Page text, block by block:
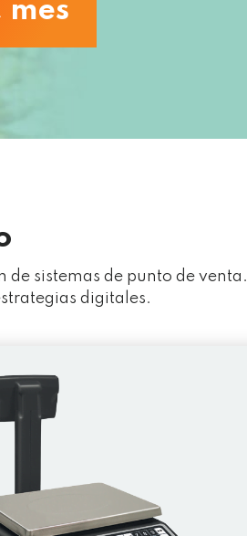
de sistemas de punto de venta.
digitales.